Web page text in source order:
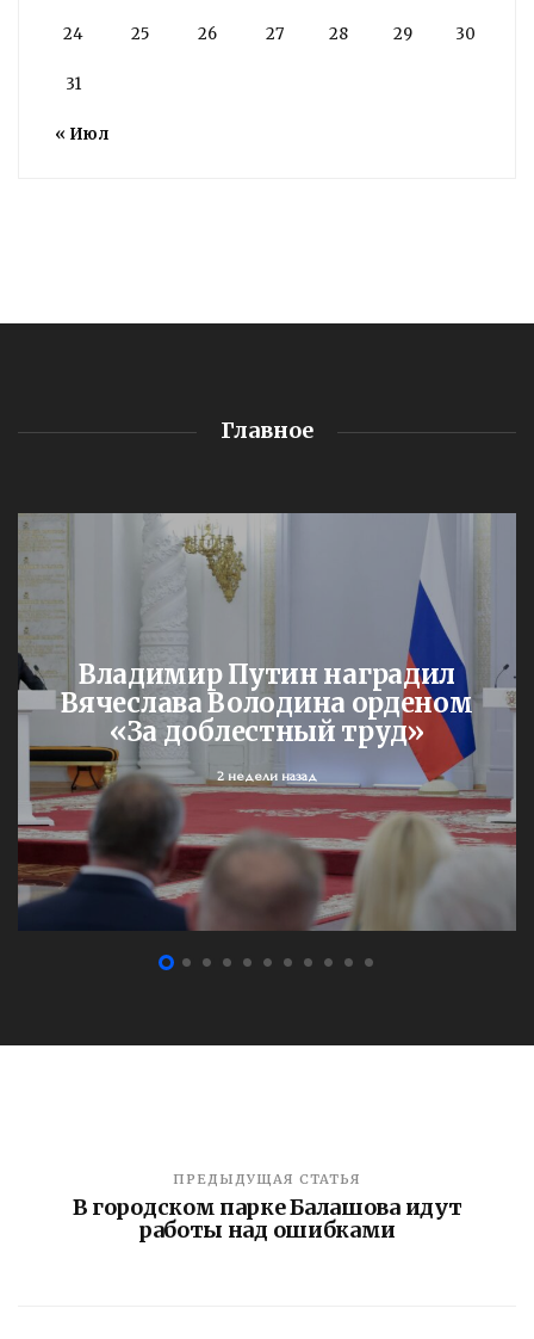
« Июл
24 25 26 27 28 29 30
31
Главное
Владимир Путин наградил
Вячеслава Володина орденом
«За доблестный труд»
2 недели назад
ПРЕДЫДУЩАЯ СТАТЬЯ
В городском парке Балашова идут
работы над ошибками